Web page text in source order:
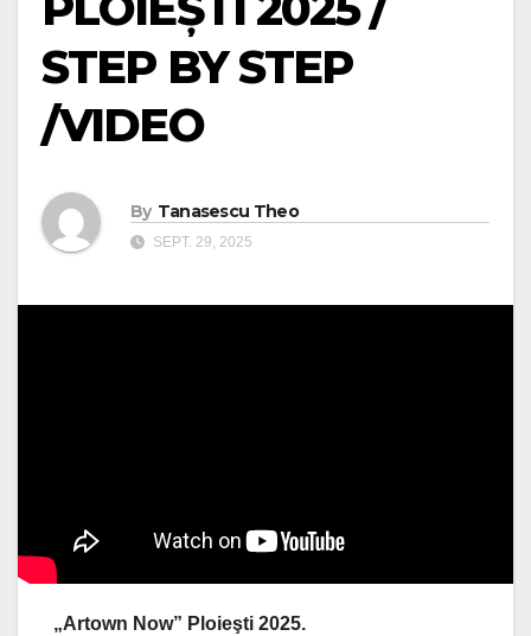
STEP BY STEP
/VIDEO
By Tanasescu Theo
SEPT. 29, 2025
„Artown Now” Ploieşti 2025.